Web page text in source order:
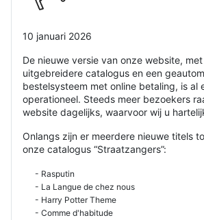
10 januari 2026
De nieuwe versie van onze website,
uitgebreidere catalogus en een
bestelsysteem met online betaling, is al
operationeel. Steeds meer bezoekers
website dagelijks, waarvoor wij u
Onlangs zijn er meerdere nieuwe titels
onze catalogus “Straatzangers”:
- Rasputin
- La Langue de chez nous
- Harry Potter Theme
- Comme d'habitude